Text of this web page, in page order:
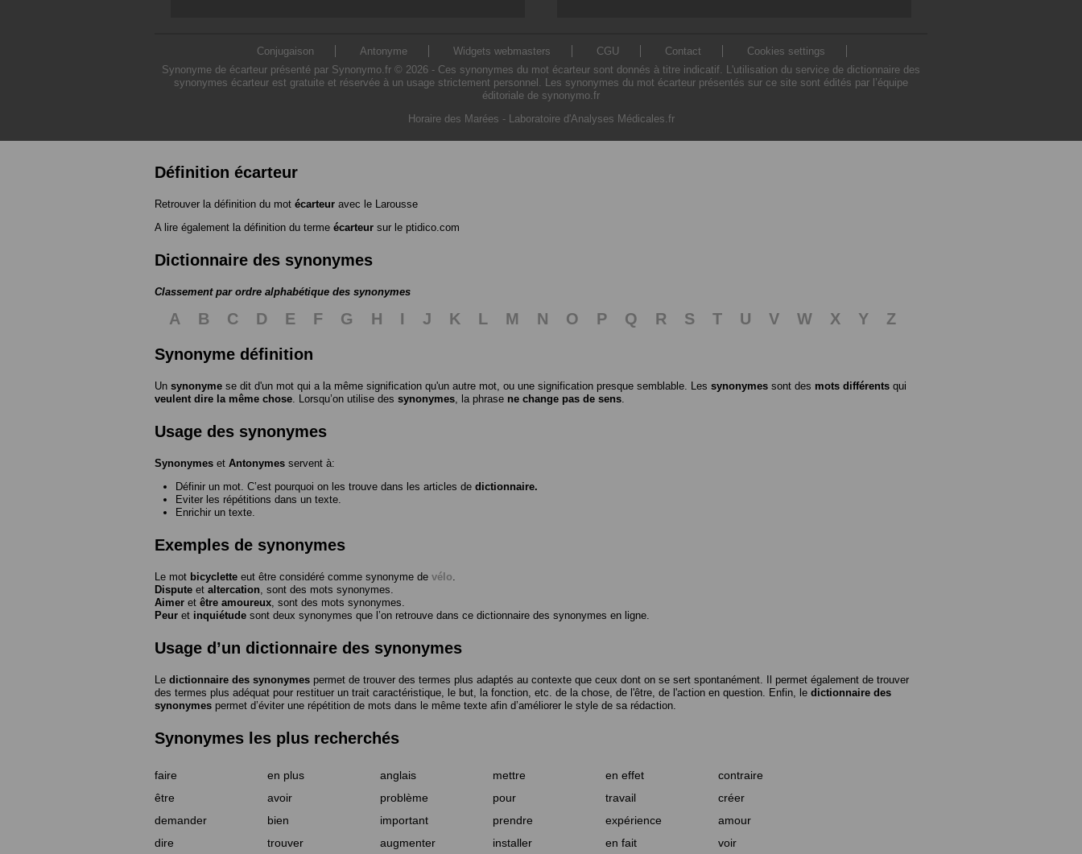
Conjugaison Antonyme Widgets webmasters CGU Contact
Cookies settings
Synonyme de écarteur présenté par Synonymo.fr © 2026 - Ces synonymes du mot écarteur sont donnés à titre indicatif. L'utilisation du service de dictionnaire des
synonymes écarteur est gratuite et réservée à un usage strictement personnel. Les synonymes du mot écarteur présentés sur ce site sont édités par l’équipe
éditoriale de synonymo.fr
Horaire des Marées - Laboratoire d'Analyses Médicales.fr
Définition écarteur
Retrouver la définition du mot écarteur avec le Larousse
A lire également la définition du terme écarteur sur le ptidico.com
Dictionnaire des synonymes
Classement par ordre alphabétique des synonymes
A B C D E F G H I J K L M N O P Q R S T U V W X Y
Z
Synonyme définition
Un synonyme se dit d'un mot qui a la même signification qu'un autre mot, ou une signification presque semblable. Les synonymes sont des mots différents qui
veulent dire la même chose . Lorsqu’on utilise des synonymes , la phrase ne change pas de sens
Usage des synonymes
Synonymes et Antonymes servent à:
Définir un mot. C’est pourquoi on les trouve dans les articles de dictionnaire.
Eviter les répétitions dans un texte.
Enrichir un texte.
Exemples de synonymes
Le mot bicyclette eut être considéré comme synonyme de vélo
Dispute et altercation , sont des mots synonymes.
Aimer et être amoureux , sont des mots synonymes.
Peur et inquiétude sont deux synonymes que l’on retrouve dans ce dictionnaire des synonymes en ligne.
Usage d’un dictionnaire des synonymes
Le dictionnaire des synonymes permet de trouver des termes plus adaptés au contexte que ceux dont on se sert spontanément. Il permet également de trouver
des termes plus adéquat pour restituer un trait caractéristique, le but, la fonction, etc. de la chose, de l'être, de l'action en question. Enfin, le dictionnaire des
synonymes permet d’éviter une répétition de mots dans le même texte afin d’améliorer le style de sa rédaction.
Synonymes les plus recherchés
faire en plus anglais mettre en effet
contraire
être
avoir problème pour travail
créer
demander
bien important prendre expérience
amour
dire
trouver augmenter installer en fait voir